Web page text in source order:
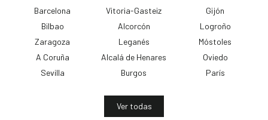
Barcelona
Bilbao
Zaragoza
A Coruña
Sevilla
Vitoria-Gasteiz
Alcorcón
Leganés
Alcalá de Henares
Burgos
Gijón
Logroño
Móstoles
Oviedo
París
Ver todas